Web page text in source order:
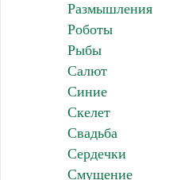
Размышления
Роботы
Рыбы
Салют
Синие
Скелет
Свадьба
Сердечки
Смущение